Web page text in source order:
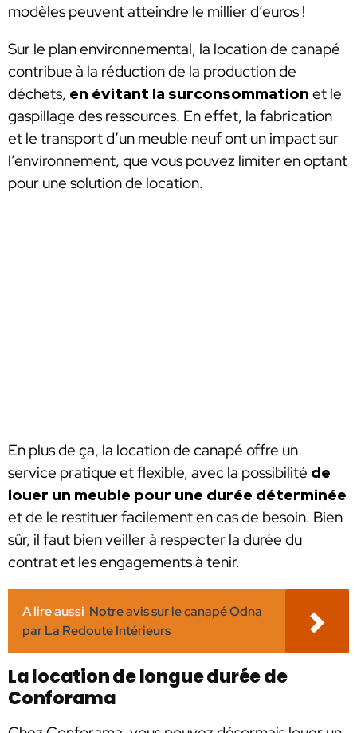
modèles peuvent atteindre le millier d’euros !
Sur le plan environnemental, la location de canapé
contribue à la réduction de la production de
déchets, en évitant la surconsommation et le
gaspillage des ressources. En effet, la fabrication
et le transport d’un meuble neuf ont un impact sur
l’environnement, que vous pouvez limiter en optant
pour une solution de location.
En plus de ça, la location de canapé offre un
service pratique et flexible, avec la possibilité de
louer un meuble pour une durée déterminée
et de le restituer facilement en cas de besoin. Bien
sûr, il faut bien veiller à respecter la durée du
contrat et les engagements à tenir.
A lire aussi Notre avis sur le canapé Odna
par La Redoute Intérieurs
La location de longue durée de
Conforama